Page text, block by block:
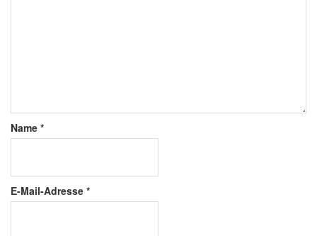
Name *
E-Mail-Adresse *